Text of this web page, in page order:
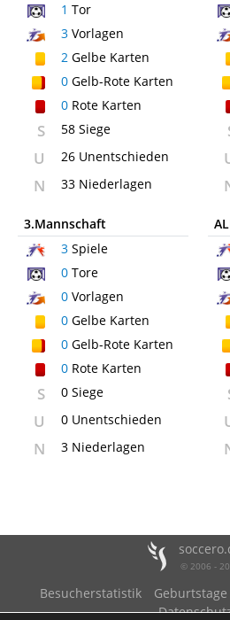
1 Tor
3 Vorlagen
2 Gelbe Karten
0 Gelb-Rote Karten
0 Rote Karten
S 58 Siege
U 26 Unentschieden
N 33 Niederlagen
3.Mannschaft
3 Spiele
0 Tore
0 Vorlagen
0 Gelbe Karten
0 Gelb-Rote Karten
0 Rote Karten
S 0 Siege
U 0 Unentschieden
N 3 Niederlagen
© 2006 -
Besucherstatistik Geburtstage